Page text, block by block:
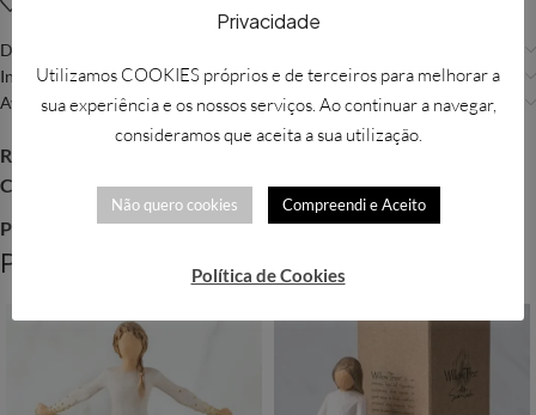
Descrição
Informação adicional
Avaliações (0)
REF:
Categoria:
Willow Tree
Partilhar:
Produtos Relacionados
Privacidade
Utilizamos COOKIES próprios e de terceiros para melhorar a
sua experiência e os nossos serviços. Ao continuar a navegar,
consideramos que aceita a sua utilização.
Não quero cookies Compreendi e Aceito
Política de Cookies